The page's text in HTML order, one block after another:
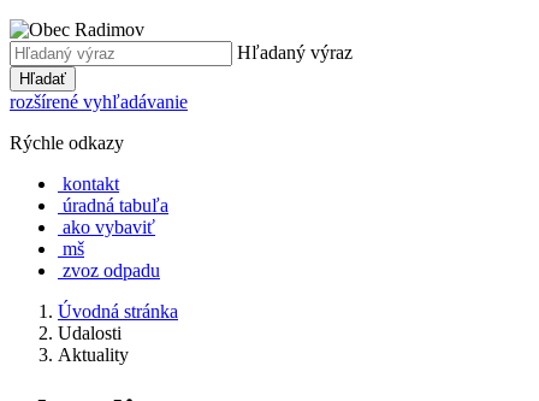
Hľadaný výraz
Hľadať
rozšírené vyhľadávanie
Rýchle odkazy
kontakt
úradná tabuľa
ako vybaviť
mš
zvoz odpadu
Úvodná stránka
Udalosti
Aktuality